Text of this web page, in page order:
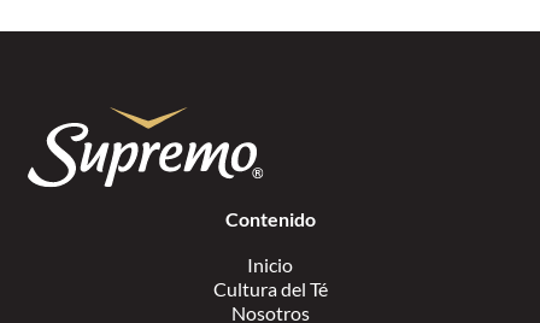
Contenido
Inicio
Cultura del Té
Nosotros